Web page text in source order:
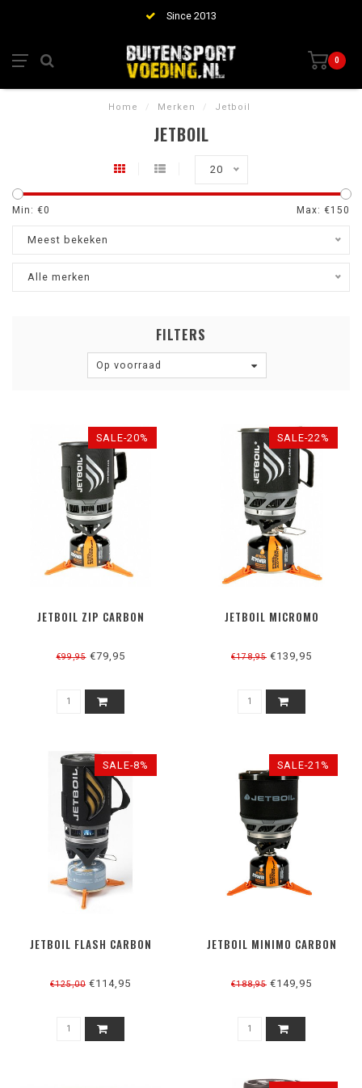
Since 2013
0
Home / Merken / Jetboil
JETBOIL
20
Min: €0 Max: €150
Meest bekeken
Alle merken
FILTERS
Op voorraad
SALE-20%
JETBOIL ZIP CARBON
€99,95€79,95
SALE-22%
JETBOIL MICROMO
€178,95 €139,95
SALE-8%
JETBOIL FLASH CARBON
€125,00 €114,95
SALE-21%
JETBOIL MINIMO CARBON
€188,95 €149,95